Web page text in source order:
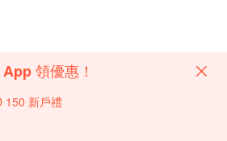
領優惠！
150 新戶禮